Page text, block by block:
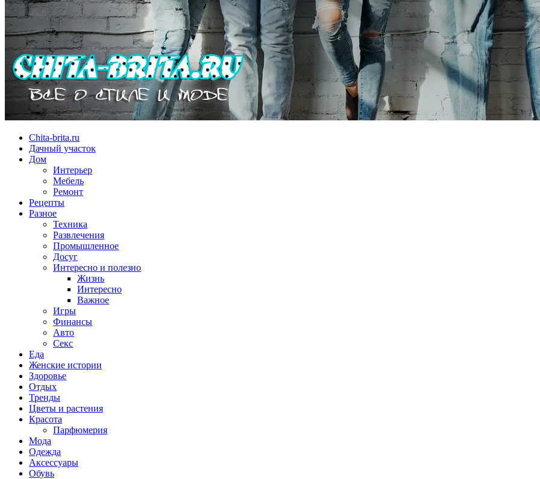
Chita-brita.ru
Дачный участок
Дом
Интерьер
Мебель
Ремонт
Рецепты
Разное
Техника
Развлечения
Промышленное
Досуг
Интересно и полезно
Жизнь
Интересно
Важное
Игры
Финансы
Авто
Секс
Еда
Женские истории
Здоровье
Отдых
Тренды
Цветы и растения
Красота
Парфюмерия
Мода
Одежда
Аксессуары
Обувь